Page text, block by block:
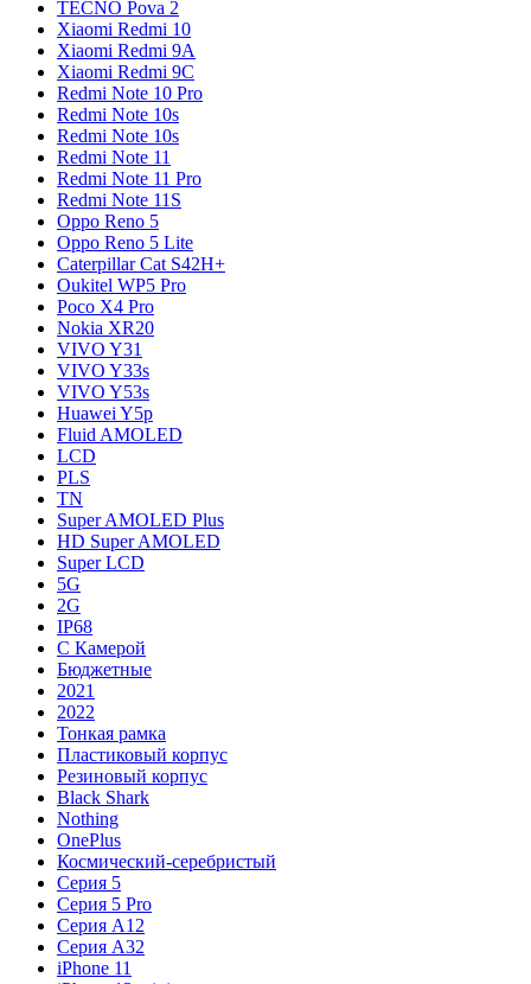
TECNO Pova 2
Xiaomi Redmi 10
Xiaomi Redmi 9A
Xiaomi Redmi 9C
Redmi Note 10 Pro
Redmi Note 10s
Redmi Note 10s
Redmi Note 11
Redmi Note 11 Pro
Redmi Note 11S
Oppo Reno 5
Oppo Reno 5 Lite
Caterpillar Cat S42H+
Oukitel WP5 Pro
Poco X4 Pro
Nokia XR20
VIVO Y31
VIVO Y33s
VIVO Y53s
Huawei Y5p
Fluid AMOLED
LCD
PLS
TN
Super AMOLED Plus
HD Super AMOLED
Super LCD
5G
2G
IP68
С Камерой
Бюджетные
2021
2022
Тонкая рамка
Пластиковый корпус
Резиновый корпус
Black Shark
Nothing
OnePlus
Космический-серебристый
Серия 5
Серия 5 Pro
Серия A12
Серия A32
iPhone 11